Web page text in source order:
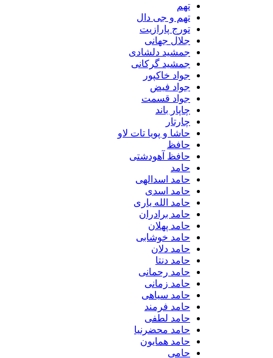
تهم و جی دال
تورج پارازیت
جلال جهانی
جمشید دلشادی
جمشید گرکانی
جواد خاکپور
جواد فیض
جواد قسمت
چاپار باند
حاشا و پویا تات لاو
حافظ آهودشتی
حامد اسدالهی
حامد اسدی
حامد الله یاری
حامد برادران
حامد پهلان
حامد خوشابی
حامد دلان
حامد دنتا
حامد رحمانی
حامد زمانی
حامد سیاهی
حامد فرمند
حامد لطفی
حامد محضرنیا
حامد همایون